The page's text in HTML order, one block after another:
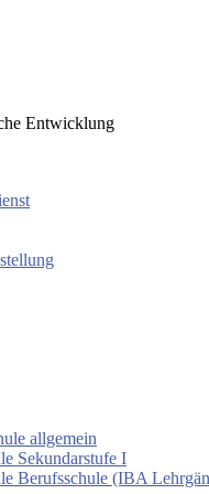
Entwicklung
allgemein
Sekundarstufe I
Berufsschule (IBA